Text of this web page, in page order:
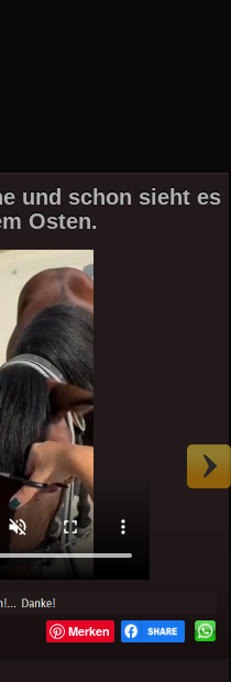
und schon sieht es
Osten.
Merken